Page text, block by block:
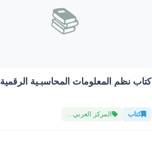
📚
كتاب نظم المعلومات المحاسبـية الرقمية
كتاب المركز العربي...